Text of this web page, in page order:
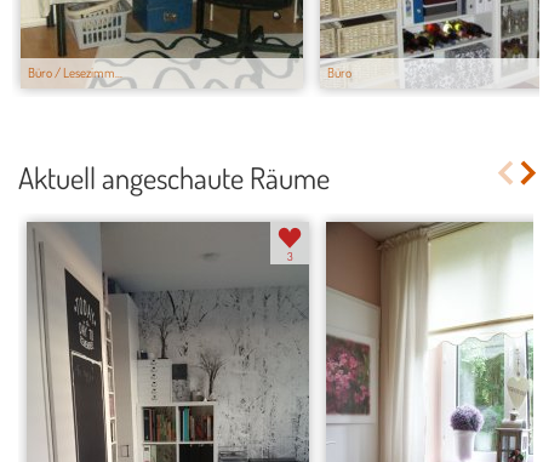
Büro / Lesezimm... Büro
Aktuell angeschaute Räume
3